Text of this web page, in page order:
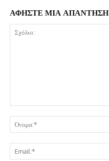
ΑΦΗΣΤΕ ΜΙΑ ΑΠΑΝΤΗΣΗ